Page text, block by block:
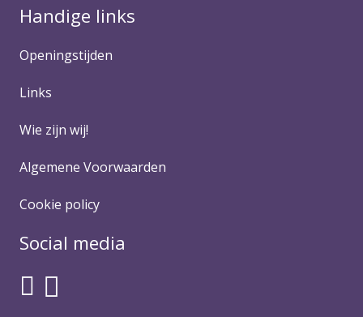
Handige links
Openingstijden
Links
Wie zijn wij!
Algemene Voorwaarden
Cookie policy
Social media